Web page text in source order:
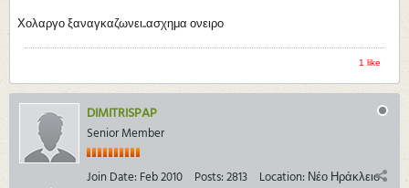
Χολαργο ξαναγκαζωνει..ασχημα ονειρο
1 like
DIMITRISPAP
Senior Member
Join Date: Feb 2010 Posts:2813 Location: Νέο Ηράκλειο